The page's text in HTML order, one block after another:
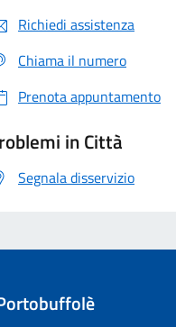
Richiedi assistenza
Chiama il numero
Prenota appuntamento
in Città
Segnala disservizio